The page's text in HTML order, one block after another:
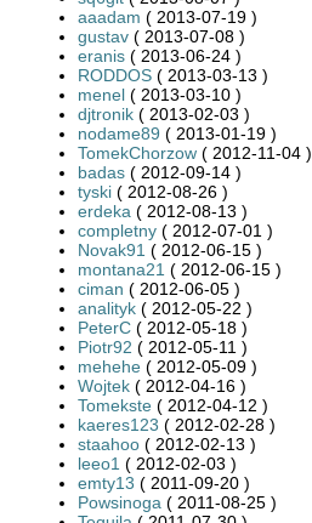
aaadam ( 2013-07-19 )
gustav ( 2013-07-08 )
eranis ( 2013-06-24 )
RODDOS ( 2013-03-13 )
menel ( 2013-03-10 )
djtronik ( 2013-02-03 )
nodame89 ( 2013-01-19 )
TomekChorzow ( 2012-11-04 )
badas ( 2012-09-14 )
tyski ( 2012-08-26 )
erdeka ( 2012-08-13 )
completny ( 2012-07-01 )
Novak91 ( 2012-06-15 )
montana21 ( 2012-06-15 )
ciman ( 2012-06-05 )
analityk ( 2012-05-22 )
PeterC ( 2012-05-18 )
Piotr92 ( 2012-05-11 )
mehehe ( 2012-05-09 )
Wojtek ( 2012-04-16 )
Tomekste ( 2012-04-12 )
kaeres123 ( 2012-02-28 )
staahoo ( 2012-02-13 )
leeo1 ( 2012-02-03 )
emty13 ( 2011-09-20 )
Powsinoga ( 2011-08-25 )